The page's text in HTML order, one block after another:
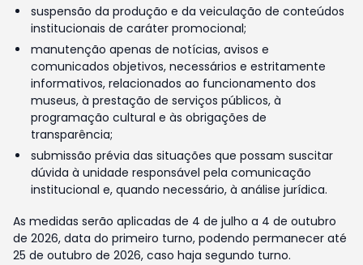
suspensão da produção e da veiculação de conteúdos
institucionais de caráter promocional;
manutenção apenas de notícias, avisos e
comunicados objetivos, necessários e estritamente
informativos, relacionados ao funcionamento dos
museus, à prestação de serviços públicos, à
programação cultural e às obrigações de
transparência;
submissão prévia das situações que possam suscitar
dúvida à unidade responsável pela comunicação
institucional e, quando necessário, à análise jurídica.
As medidas serão aplicadas de 4 de julho a 4 de outubro
de 2026, data do primeiro turno, podendo permanecer até
25 de outubro de 2026, caso haja segundo turno.